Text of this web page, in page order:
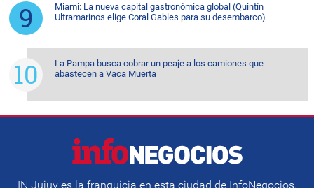
Miami: La nueva capital gastronómica global (Quintín
Ultramarinos elige Coral Gables para su desembarco)
La Pampa busca cobrar un peaje a los camiones que
abastecen a Vaca Muerta
IN Jujuy es la franquicia en esta ciudad de InfoNegocios.